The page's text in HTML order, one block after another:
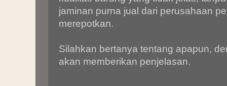
jaminan purna jual dari perusahaan
merepotkan.
Silahkan bertanya tentang apapun,
akan memberikan penjelasan.